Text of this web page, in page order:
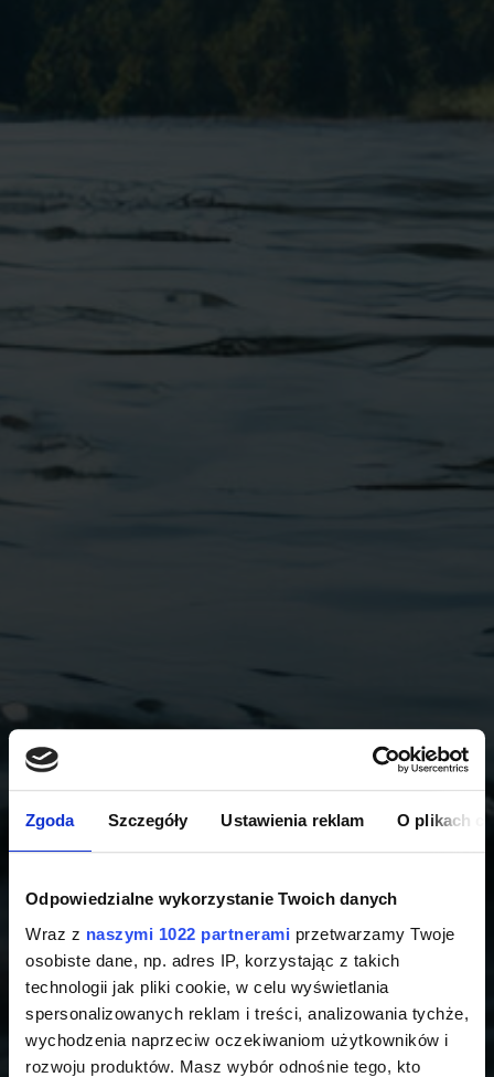
Zgoda Szczegóły Ustawienia reklam O plikach
Odpowiedzialne wykorzystanie Twoich danych
Wraz z naszymi 1022 partnerami przetwarzamy Twoje
osobiste dane, np. adres IP, korzystając z takich
technologii jak pliki cookie, w celu wyświetlania
spersonalizowanych reklam i treści, analizowania tychże,
wychodzenia naprzeciw oczekiwaniom użytkowników i
rozwoju produktów. Masz wybór odnośnie tego, kto